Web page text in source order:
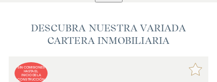
DESCUBRA NUESTRA VARIADA
CARTERA INMOBILIARIA
SIN COMISIONES
HASTA EL
INICIO DE LA
CONSTRUCCIÓN